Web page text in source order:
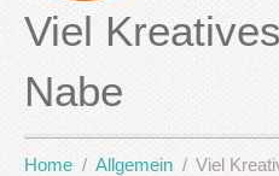
Viel
Nabe
Home Allgemein Viel